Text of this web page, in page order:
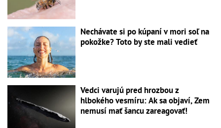
Nechávate si po kúpaní v mori soľ na
pokožke? Toto by ste mali vedieť
Vedci varujú pred hrozbou z
hlbokého vesmíru: Ak sa objaví, Zem
nemusí mať šancu zareagovať!